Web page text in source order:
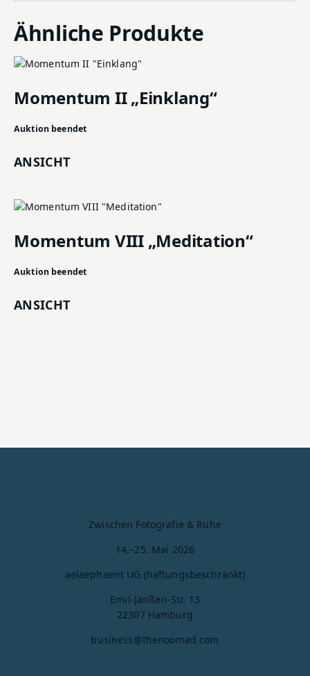
Ähnliche Produkte
Momentum II „Einklang“
Auktion beendet
ANSICHT
Momentum VIII „Meditation“
Auktion beendet
ANSICHT
Zwischen Fotografie & Ruhe
14.–25. Mai 2026
aelaephaent UG (haftungsbeschränkt)
Emil-Janßen-Str. 13
22307 Hamburg
business@thenoomad.com